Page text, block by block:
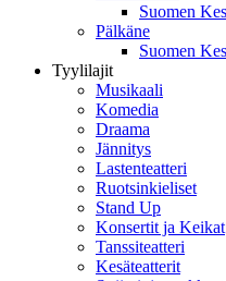
Suomen
Pälkäne
Suomen
Tyylilajit
Musikaali
Komedia
Draama
Jännitys
Lastenteatteri
Ruotsinkieliset
Stand Up
Konsertit ja Keikat
Tanssiteatteri
Kesäteatterit